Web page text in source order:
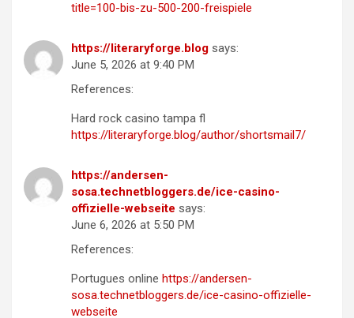
title=100-bis-zu-500-200-freispiele
https://literaryforge.blog says:
June 5, 2026 at 9:40 PM
References:
Hard rock casino tampa fl
https://literaryforge.blog/author/shortsmail7/
https://andersen-
sosa.technetbloggers.de/ice-casino-
offizielle-webseite says:
June 6, 2026 at 5:50 PM
References:
Portugues online https://andersen-
sosa.technetbloggers.de/ice-casino-offizielle-
webseite